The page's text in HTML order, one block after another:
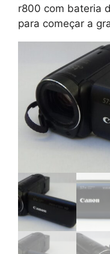
r800 com bateria
para começar a